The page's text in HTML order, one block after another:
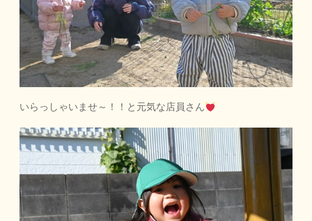
いらっしゃいませ～！！と元気な店員さん